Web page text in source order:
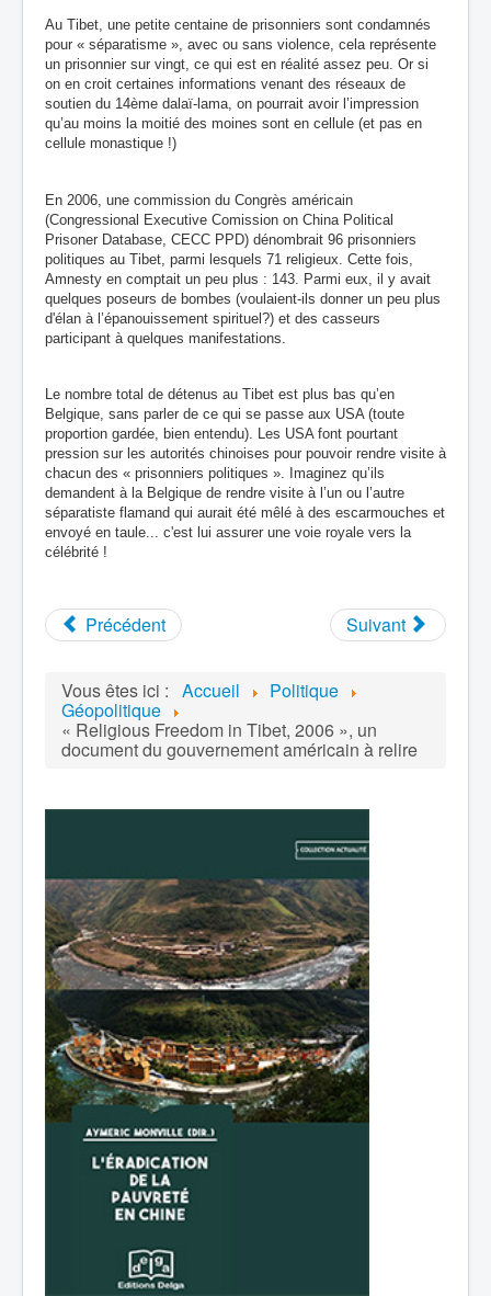
Au Tibet, une petite centaine de prisonniers sont condamnés
pour « séparatisme », avec ou sans violence, cela représente
un prisonnier sur vingt, ce qui est en réalité assez peu. Or si
on en croit certaines informations venant des réseaux de
soutien du 14ème dalaï-lama, on pourrait avoir l’impression
qu’au moins la moitié des moines sont en cellule (et pas en
cellule monastique !)
En 2006, une commission du Congrès américain
(Congressional Executive Comission on China Political
Prisoner Database, CECC PPD) dénombrait 96 prisonniers
politiques au Tibet, parmi lesquels 71 religieux. Cette fois,
Amnesty en comptait un peu plus : 143. Parmi eux, il y avait
quelques poseurs de bombes (voulaient-ils donner un peu plus
d'élan à l’épanouissement spirituel?) et des casseurs
participant à quelques manifestations.
Le nombre total de détenus au Tibet est plus bas qu’en
Belgique, sans parler de ce qui se passe aux USA (toute
proportion gardée, bien entendu). Les USA font pourtant
pression sur les autorités chinoises pour pouvoir rendre visite à
chacun des « prisonniers politiques ». Imaginez qu’ils
demandent à la Belgique de rendre visite à l’un ou l’autre
séparatiste flamand qui aurait été mêlé à des escarmouches et
envoyé en taule... c'est lui assurer une voie royale vers la
célébrité !
Précédent Suivant
Vous êtes ici : Accueil Politique
Géopolitique
« Religious Freedom in Tibet, 2006 », un
document du gouvernement américain à relire